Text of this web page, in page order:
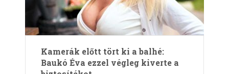
Kamerák előtt tört ki a balhé:
Baukó Éva ezzel végleg kiverte a